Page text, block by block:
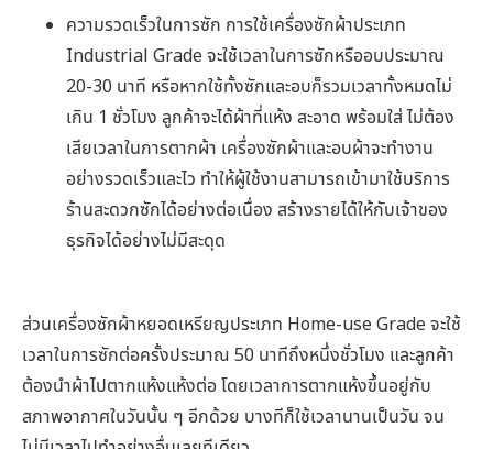
ความรวดเร็วในการซัก การใช้เครื่องซักผ้าประเภท
Industrial Grade จะใช้เวลาในการซักหรืออบประมาณ
20-30 นาที หรือหากใช้ทั้งซักและอบก็รวมเวลาทั้งหมดไม่
เกิน 1 ชั่วโมง ลูกค้าจะได้ผ้าที่แห้ง สะอาด พร้อมใส่ ไม่ต้อง
เสียเวลาในการตากผ้า เครื่องซักผ้าและอบผ้าจะทำงาน
อย่างรวดเร็วและไว ทำให้ผู้ใช้งานสามารถเข้ามาใช้บริการ
ร้านสะดวกซักได้อย่างต่อเนื่อง สร้างรายได้ให้กับเจ้าของ
ธุรกิจได้อย่างไม่มีสะดุด
ส่วนเครื่องซักผ้าหยอดเหรียญประเภท Home-use Grade จะใช้
เวลาในการซักต่อครั้งประมาณ 50 นาทีถึงหนึ่งชั่วโมง และลูกค้า
ต้องนำผ้าไปตากแห้งแห้งต่อ โดยเวลาการตากแห้งขึ้นอยู่กับ
สภาพอากาศในวันนั้น ๆ อีกด้วย บางทีก็ใช้เวลานานเป็นวัน จน